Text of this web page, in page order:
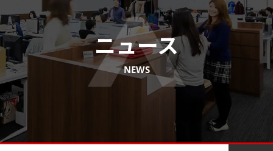
ニュース
NEWS